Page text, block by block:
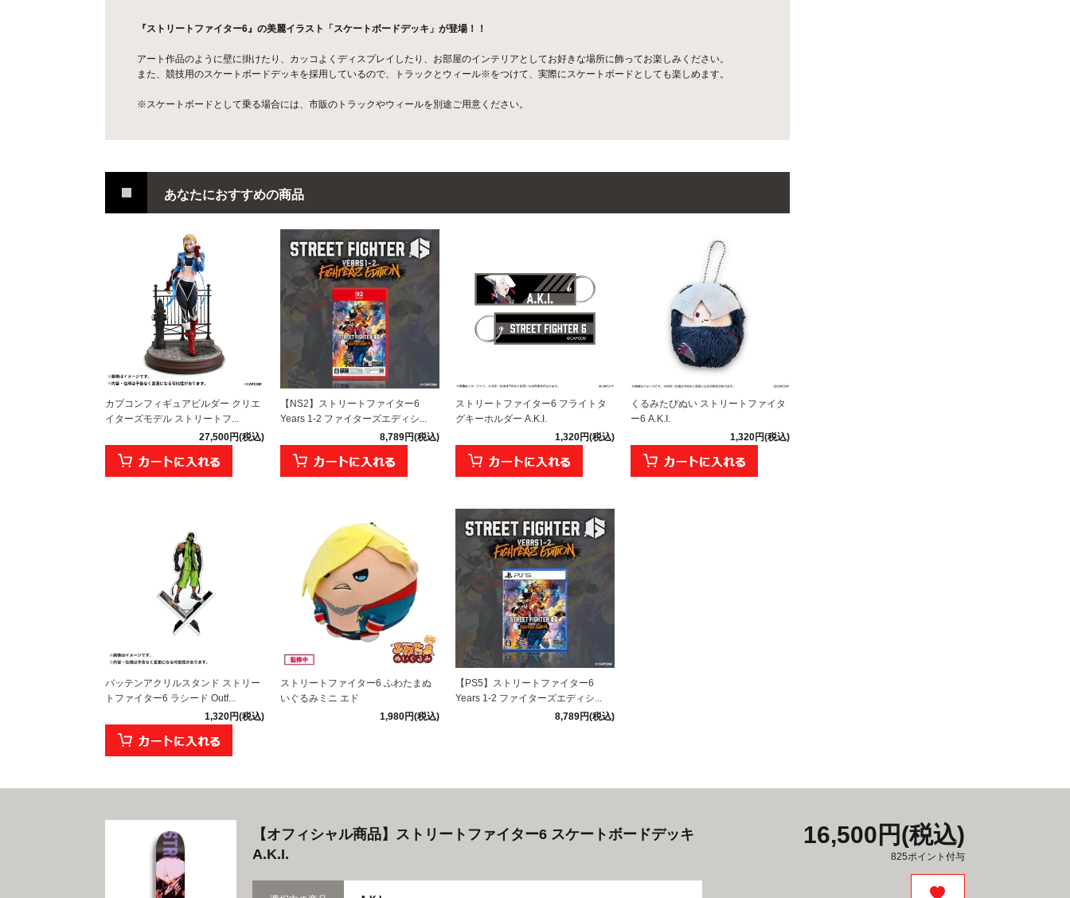
『ストリートファイター6』の美麗イラスト「スケートボードデッキ」が登場！！
アート作品のように壁に掛けたり、カッコよくディスプレイしたり、お部屋のインテリアとしてお好きな場所に飾ってお楽しみください。
また、競技用のスケートボードデッキを採用しているので、トラックとウィール※をつけて、実際にスケートボードとしても楽しめます。
※スケートボードとして乗る場合には、市販のトラックやウィールを別途ご用意ください。
あなたにおすすめの商品
カプコンフィギュアビルダー クリエ
イターズモデル ストリートフ...
27,500円(税込)
【NS2】ストリートファイター6
Years 1-2 ファイターズエディシ...
8,789円(税込)
ストリートファイター6 フライトタ
グキーホルダー A.K.I.
1,320円(税込)
くるみたぴぬい ストリートファイタ
ー6 A.K.I.
1,320円(税込)
バッテンアクリルスタンド ストリー
トファイター6 ラシード Outf...
1,320円(税込)
ストリートファイター6 ふわたまぬ
いぐるみミニ エド
1,980円(税込)
【PS5】ストリートファイター6
Years 1-2 ファイターズエディシ...
8,789円(税込)
【オフィシャル商品】ストリートファイター6 スケートボードデッキ
A.K.I.
16,500円(税込)
825ポイント付与